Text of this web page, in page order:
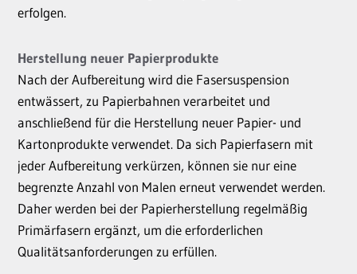
erfolgen.
Herstellung neuer Papierprodukte
Nach der Aufbereitung wird die Fasersuspension
entwässert, zu Papierbahnen verarbeitet und
anschließend für die Herstellung neuer Papier- und
Kartonprodukte verwendet. Da sich Papierfasern mit
jeder Aufbereitung verkürzen, können sie nur eine
begrenzte Anzahl von Malen erneut verwendet werden.
Daher werden bei der Papierherstellung regelmäßig
Primärfasern ergänzt, um die erforderlichen
Qualitätsanforderungen zu erfüllen.